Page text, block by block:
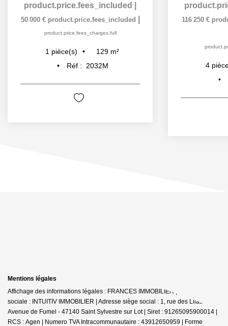
product.price.fees_included
50 000 € product.price.fees_included
product.price.fees_charges.full
1 pièce(s) 129 m²
Réf :
2032M
116 250 €
4
Mentions légales
Affichage des informations légales : FRANCES IMMOBILIER | Raison
sociale : INTUITIV IMMOBILIER | Adresse siège social : 1, rue des Lilas -
Avenue de Fumel - 47140 Saint Sylvestre sur Lot | Siret : 91265095900014 |
RCS : Agen | Numero TVA Intracommunautaire : 43912650959 | Forme